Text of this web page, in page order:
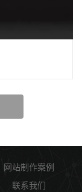
网站制作案例
联系我们